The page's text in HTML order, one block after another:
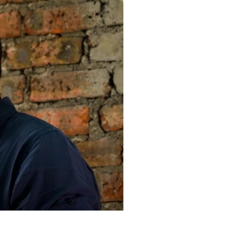
K. 622, sa dernière
dernier concerto ce soir,
des vents français,
Victor Julien-Laferrière et
clarinette parmi les
| Petrus Music
Diapositive suivante
slide du carousel principal des vidéos précédent.